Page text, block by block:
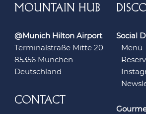
MOUNTAIN HUB
@Munich Hilton Airport
Terminalstraße Mitte 20
85356 München
Deutschland
CONTACT
Social
Menü